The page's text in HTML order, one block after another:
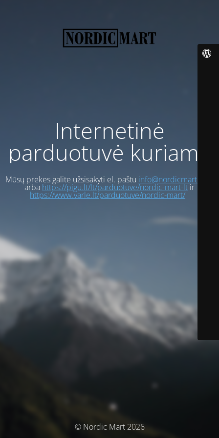
Internetinė
parduotuvė kuriama
Mūsų prekes galite užsisakyti el. paštu info@nordicmart.com
arba https://pigu.lt/lt/parduotuve/nordic-mart-ltir
https://www.varle.lt/parduotuve/nordic-mart/
© Nordic Mart 2026